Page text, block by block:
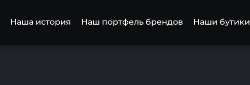
Наша история Наш портфель брендов Наши бутики